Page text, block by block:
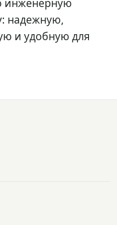
инженерную
надежную,
и удобную для